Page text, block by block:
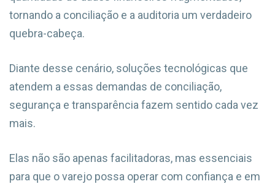
tornando a conciliação e a auditoria um verdadeiro
quebra-cabeça.
Diante desse cenário, soluções tecnológicas que
atendem a essas demandas de conciliação,
segurança e transparência fazem sentido cada vez
mais.
Elas não são apenas facilitadoras, mas essenciais
para que o varejo possa operar com confiança e em